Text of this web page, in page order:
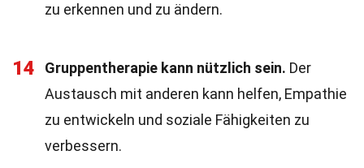
zu erkennen und zu ändern.
14 Gruppentherapie kann nützlich sein. Der
Austausch mit anderen kann helfen, Empathie
zu entwickeln und soziale Fähigkeiten zu
verbessern.